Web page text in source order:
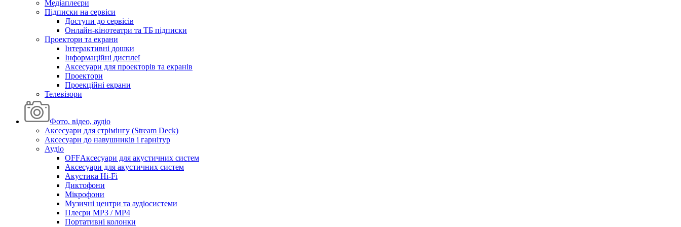
Медіаплеєри
Підписки на сервіси
Доступи до сервісів
Онлайн-кінотеатри та ТБ підписки
Проектори та екрани
Інтерактивні дошки
Інформаційні дисплеї
Аксесуари для проекторів та екранів
Проектори
Проекційні екрани
Телевізори
Фото, відео, аудіо
Аксесуари для стрімінгу (Stream Deck)
Аксесуари до навушників і гарнітур
Аудіо
OFFАксесуари для акустичних систем
Аксесуари для акустичних систем
Акустика Hi-Fi
Диктофони
Мікрофони
Музичні центри та аудіосистеми
Плеєри MP3 / MP4
Портативні колонки